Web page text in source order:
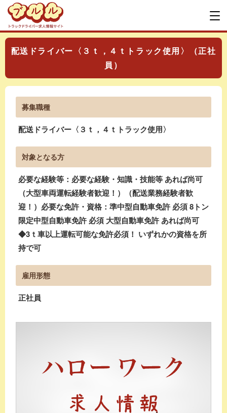
配送ドライバー〈３ｔ，４ｔトラック使用〉（正社
員）
募集職種
配送ドライバー〈３ｔ，４ｔトラック使用〉
対象となる方
必要な経験等：必要な経験・知識・技能等 あれば尚可
（大型車両運転経験者歓迎！）（配送業務経験者歓
迎！）必要な免許・資格：準中型自動車免許 必須 8トン
限定中型自動車免許 必須 大型自動車免許 あれば尚可
◆3ｔ車以上運転可能な免許必須！ いずれかの資格を所
持で可
雇用形態
正社員